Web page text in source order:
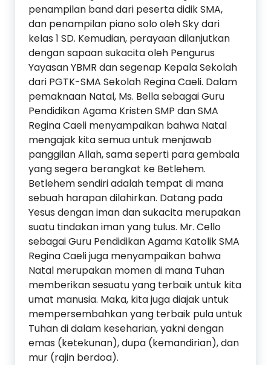
penampilan band dari peserta didik SMA,
dan penampilan piano solo oleh Sky dari
kelas 1 SD. Kemudian, perayaan dilanjutkan
dengan sapaan sukacita oleh Pengurus
Yayasan YBMR dan segenap Kepala Sekolah
dari PGTK-SMA Sekolah Regina Caeli. Dalam
pemaknaan Natal, Ms. Bella sebagai Guru
Pendidikan Agama Kristen SMP dan SMA
Regina Caeli menyampaikan bahwa Natal
mengajak kita semua untuk menjawab
panggilan Allah, sama seperti para gembala
yang segera berangkat ke Betlehem.
Betlehem sendiri adalah tempat di mana
sebuah harapan dilahirkan. Datang pada
Yesus dengan iman dan sukacita merupakan
suatu tindakan iman yang tulus. Mr. Cello
sebagai Guru Pendidikan Agama Katolik SMA
Regina Caeli juga menyampaikan bahwa
Natal merupakan momen di mana Tuhan
memberikan sesuatu yang terbaik untuk kita
umat manusia. Maka, kita juga diajak untuk
mempersembahkan yang terbaik pula untuk
Tuhan di dalam keseharian, yakni dengan
emas (ketekunan), dupa (kemandirian), dan
mur (rajin berdoa).